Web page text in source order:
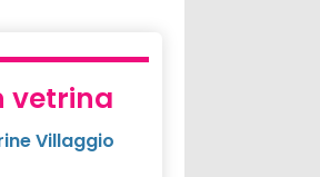
vetrina
Villaggio